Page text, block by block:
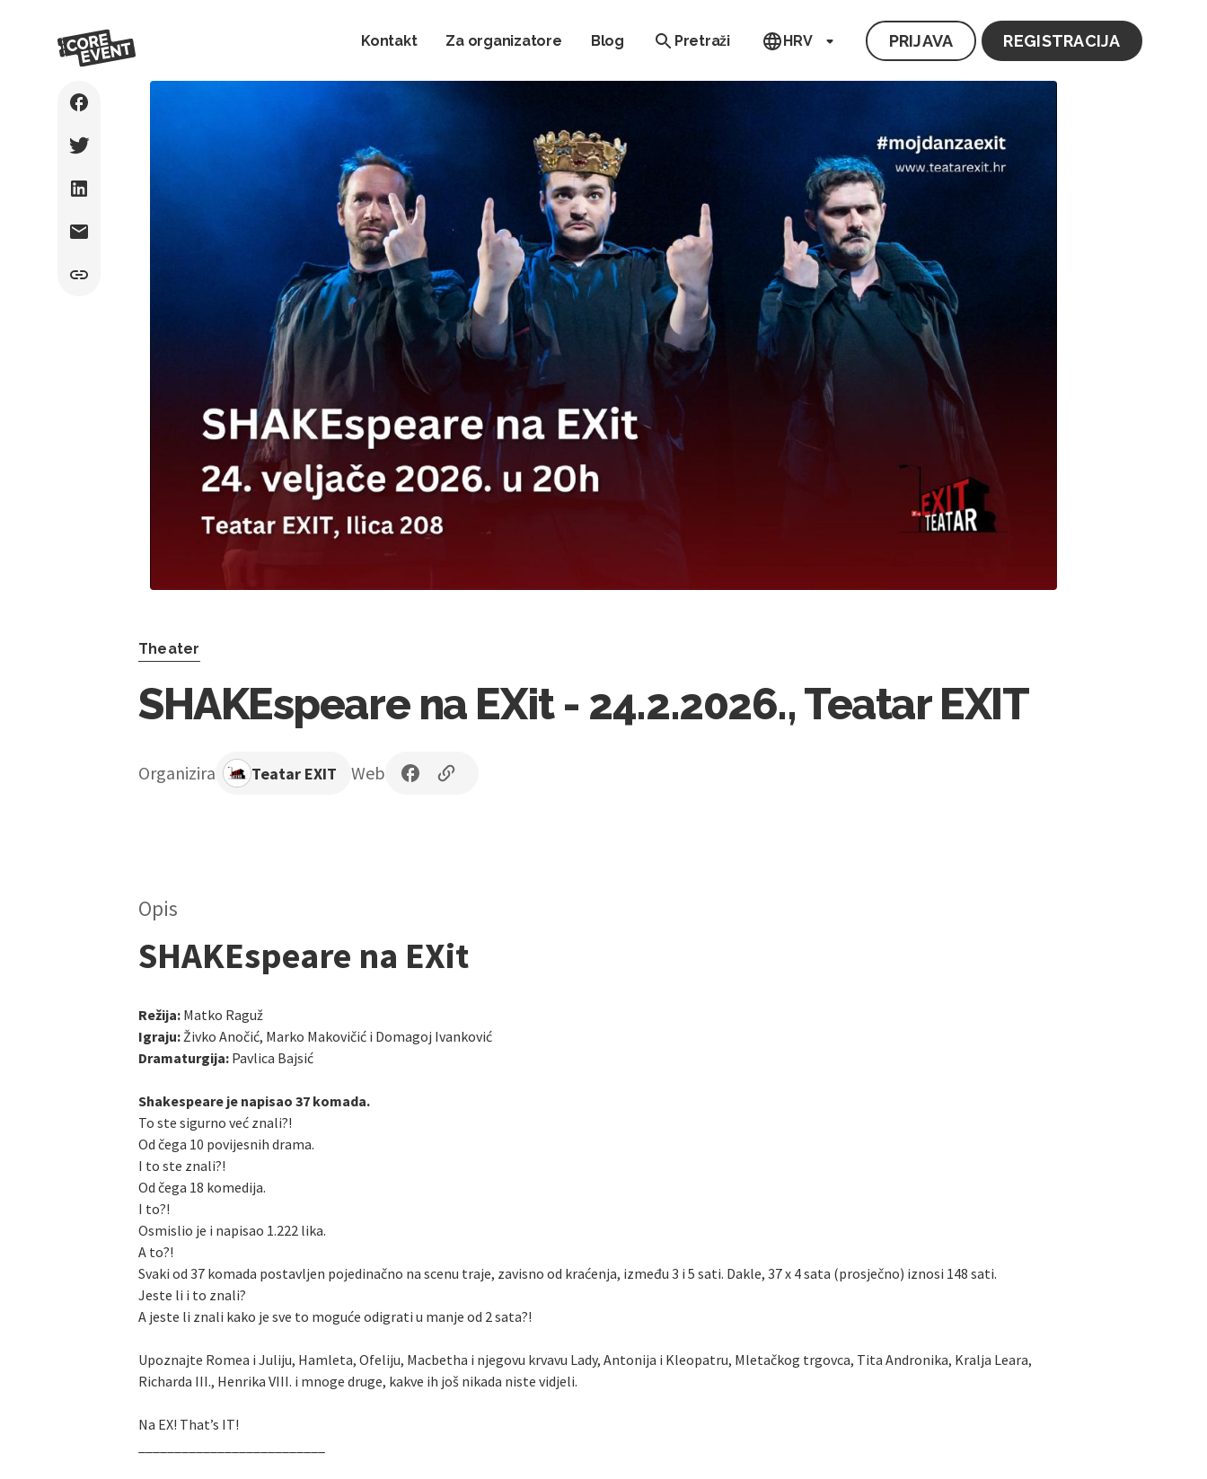
Kontakt Za organizatore Blog Pretraži HRV PRIJAVA REGISTRACIJA
Theater
SHAKEspeare na EXit - 24.2.2026., Teatar EXIT
Organizira Teatar EXIT Web
Opis
SHAKEspeare na EXit
Režija: Matko Raguž
Igraju:Živko Anočić, Marko Makovičić i Domagoj Ivanković
Dramaturgija: Pavlica Bajsić
Shakespeare je napisao 37 komada.
To ste sigurno već znali?!
Od čega 10 povijesnih drama.
I to ste znali?!
Od čega 18 komedija.
I to?!
Osmislio je i napisao 1.222 lika.
A to?!
Svaki od 37 komada postavljen pojedinačno na scenu traje, zavisno od kraćenja, između 3 i 5 sati. Dakle, 37 x 4 sata (prosječno) iznosi 148 sati.
Jeste li i to znali?
A jeste li znali kako je sve to moguće odigrati u manje od 2 sata?!
Upoznajte Romea i Juliju, Hamleta, Ofeliju, Macbetha i njegovu krvavu Lady, Antonija i Kleopatru, Mletačkog trgovca, Tita Andronika, Kralja Leara,
Richarda III., Henrika VIII. i mnoge druge, kakve ih još nikada niste vidjeli.
Na EX! That’s IT!